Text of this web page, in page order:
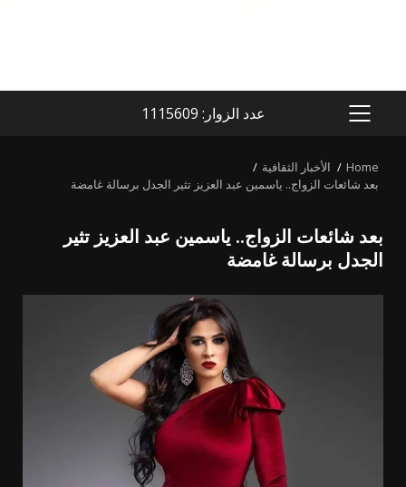
PRIMARY
عدد الزوار: 1115609
Home
الأخبار الثقافية
بعد شائعات الزواج.. ياسمين عبد العزيز تثير الجدل برسالة غامضة
بعد شائعات الزواج.. ياسمين عبد العزيز تثير
الجدل برسالة غامضة